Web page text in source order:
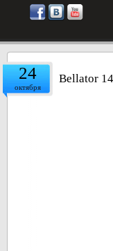
24
октября
Bellator